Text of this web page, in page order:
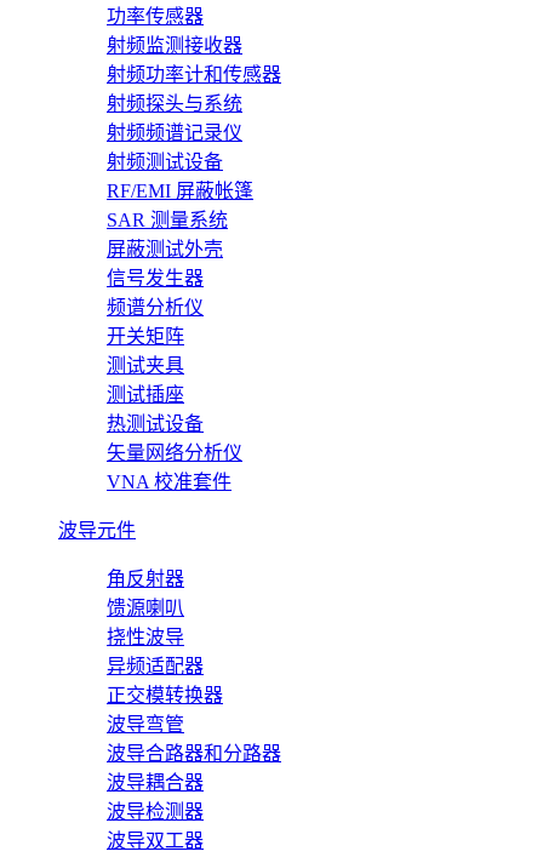
功率传感器
射频监测接收器
射频功率计和传感器
射频探头与系统
射频频谱记录仪
射频测试设备
RF/EMI 屏蔽帐篷
SAR 测量系统
屏蔽测试外壳
信号发生器
频谱分析仪
开关矩阵
测试夹具
测试插座
热测试设备
矢量网络分析仪
VNA 校准套件
波导元件
角反射器
馈源喇叭
挠性波导
异频适配器
正交模转换器
波导弯管
波导合路器和分路器
波导耦合器
波导检测器
波导双工器